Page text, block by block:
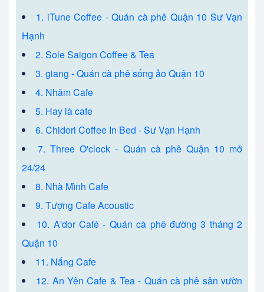
1. iTune Coffee - Quán cà phê Quận 10 Sư Vạn
Hạnh
2. Sole Saigon Coffee & Tea
3. giang - Quán cà phê sống ảo Quận 10
4. Nhâm Cafe
5. Hay là cafe
6. Chidori Coffee In Bed - Sư Vạn Hạnh
7. Three O'clock - Quán cà phê Quận 10 mở
24/24
8. Nhà Mình Cafe
9. Tượng Cafe Acoustic
10. A'dor Café - Quán cà phê đường 3 tháng 2
Quận 10
11. Nắng Cafe
12. An Yên Cafe & Tea - Quán cà phê sân vườn